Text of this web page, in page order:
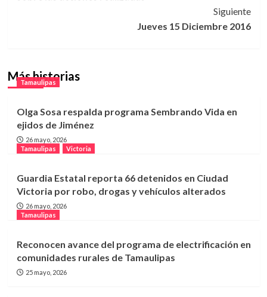
entradas
Siguiente
Jueves 15 Diciembre 2016
Más historias
Tamaulipas
Olga Sosa respalda programa Sembrando Vida en
ejidos de Jiménez
26 mayo, 2026
Tamaulipas
Victoria
Guardia Estatal reporta 66 detenidos en Ciudad
Victoria por robo, drogas y vehículos alterados
26 mayo, 2026
Tamaulipas
Reconocen avance del programa de electrificación en
comunidades rurales de Tamaulipas
25 mayo, 2026